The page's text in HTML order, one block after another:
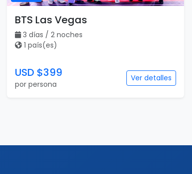
BTS Las Vegas
3 días / 2 noches
1 país(es)
USD $399
por persona
Ver detalles